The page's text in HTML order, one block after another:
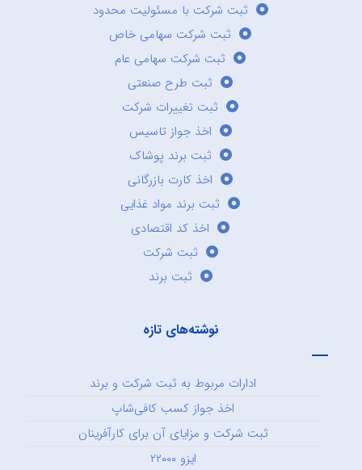
ثبت شرکت با مسئولیت محدود
ثبت شرکت سهامی خاص
ثبت شرکت سهامی عام
ثبت طرح صنعتی
ثبت تغییرات شرکت
اخذ جواز تاسیس
ثبت برند پوشاک
اخذ کارت بازرگانی
ثبت برند مواد غذایی
اخذ کد اقتصادی
ثبت شرکت
ثبت برند
نوشته‌های تازه
ادارات مربوط به ثبت شرکت و برند
اخذ جواز کسب کافی‌شاپ
ثبت شرکت و مزایای آن برای کارآفرینان
ایزو ۲۲۰۰۰